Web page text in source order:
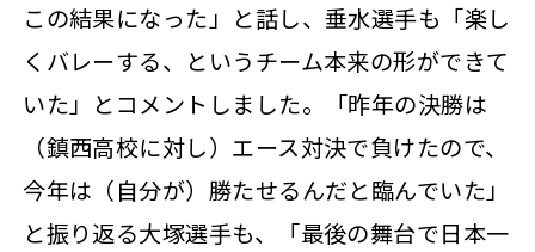
この結果になった」と話し、垂水選手も「楽し
くバレーする、というチーム本来の形ができて
いた」とコメントしました。「昨年の決勝は
（鎮西高校に対し）エース対決で負けたので、
今年は（自分が）勝たせるんだと臨んでいた」
と振り返る大塚選手も、「最後の舞台で日本一